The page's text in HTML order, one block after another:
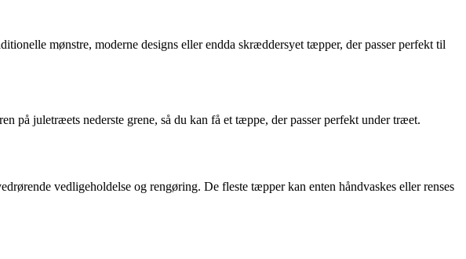
mønstre, moderne designs eller endda skræddersyet tæpper, der passer perfekt til
juletræets nederste grene, så du kan få et tæppe, der passer perfekt under træet.
vedligeholdelse og rengøring. De fleste tæpper kan enten håndvaskes eller renses